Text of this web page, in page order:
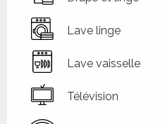
Lave linge
Lave vaisselle
Télévision